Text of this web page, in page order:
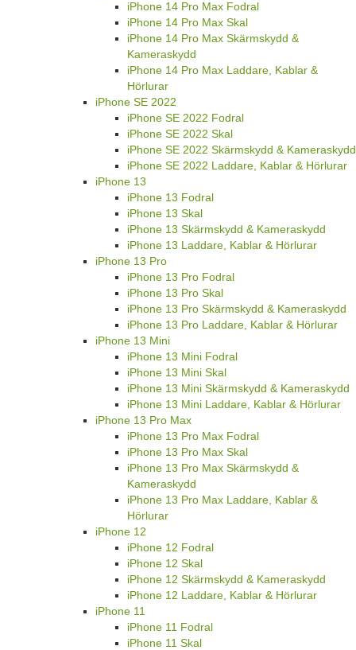
iPhone 14 Pro Max Fodral
iPhone 14 Pro Max Skal
iPhone 14 Pro Max Skärmskydd &
Kameraskydd
iPhone 14 Pro Max Laddare, Kablar &
Hörlurar
iPhone SE 2022
iPhone SE 2022 Fodral
iPhone SE 2022 Skal
iPhone SE 2022 Skärmskydd & Kameraskydd
iPhone SE 2022 Laddare, Kablar & Hörlurar
iPhone 13
iPhone 13 Fodral
iPhone 13 Skal
iPhone 13 Skärmskydd & Kameraskydd
iPhone 13 Laddare, Kablar & Hörlurar
iPhone 13 Pro
iPhone 13 Pro Fodral
iPhone 13 Pro Skal
iPhone 13 Pro Skärmskydd & Kameraskydd
iPhone 13 Pro Laddare, Kablar & Hörlurar
iPhone 13 Mini
iPhone 13 Mini Fodral
iPhone 13 Mini Skal
iPhone 13 Mini Skärmskydd & Kameraskydd
iPhone 13 Mini Laddare, Kablar & Hörlurar
iPhone 13 Pro Max
iPhone 13 Pro Max Fodral
iPhone 13 Pro Max Skal
iPhone 13 Pro Max Skärmskydd &
Kameraskydd
iPhone 13 Pro Max Laddare, Kablar &
Hörlurar
iPhone 12
iPhone 12 Fodral
iPhone 12 Skal
iPhone 12 Skärmskydd & Kameraskydd
iPhone 12 Laddare, Kablar & Hörlurar
iPhone 11
iPhone 11 Fodral
iPhone 11 Skal